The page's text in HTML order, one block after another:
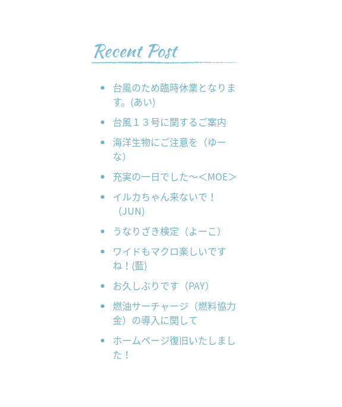
Recent Post
台風のため臨時休業となりま
す。(あい)
台風１３号に関するご案内
海洋生物にご注意を（ゆー
な）
充実の一日でした～＜MOE＞
イルカちゃん来ないで！
（JUN)
うなりざき検定（よーこ）
ワイドもマクロ楽しいです
ね！(藍)
お久しぶりです（PAY）
燃油サーチャージ（燃料協力
金）の導入に関して
ホームページ復旧いたしまし
た！